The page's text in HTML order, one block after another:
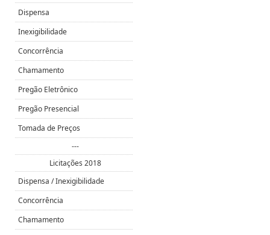
Dispensa
Inexigibilidade
Concorrência
Chamamento
Pregão Eletrônico
Pregão Presencial
Tomada de Preços
---
Licitações 2018
Dispensa / Inexigibilidade
Concorrência
Chamamento